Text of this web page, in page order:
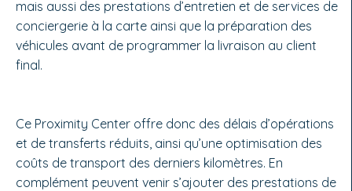
mais aussi des prestations d’entretien et de services de
conciergerie à la carte ainsi que la préparation des
véhicules avant de programmer la livraison au client
final.
Ce Proximity Center offre donc des délais d’opérations
et de transferts réduits, ainsi qu’une optimisation des
coûts de transport des derniers kilomètres. En
complément peuvent venir s’ajouter des prestations de